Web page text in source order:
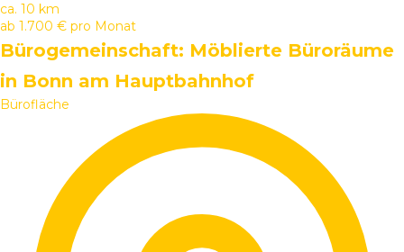
ca. 10 km
ab 1.700 € pro Monat
Bürogemeinschaft: Möblierte Büroräume
in Bonn am Hauptbahnhof
Bürofläche